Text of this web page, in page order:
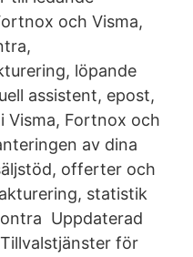
och Visma,
löpande
assistent, epost,
Visma, Fortnox och
av dina
offerter och
statistik
Uppdaterad
för